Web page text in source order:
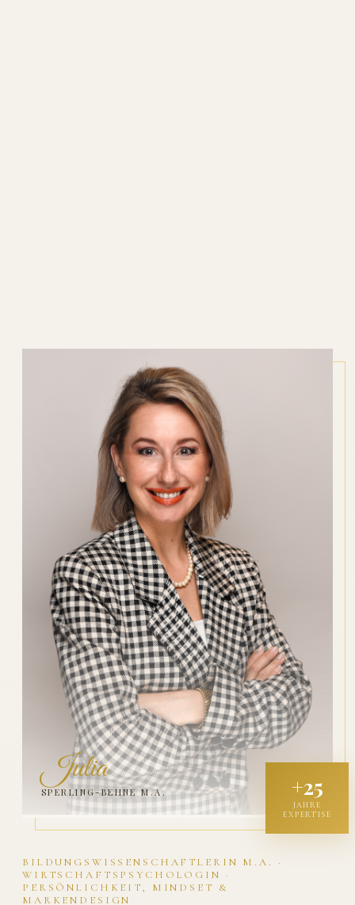
BILDUNGSWISSENSCHAFTLERIN M.A. ·
WIRTSCHAFTSPSYCHOLOGIN ·
PERSÖNLICHKEIT, MINDSET &
MARKENDESIGN
Julia
SPERLING-BEHNE M.A. +25
JAHRE
EXPERTISE